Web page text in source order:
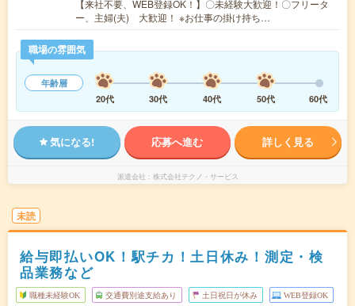
【来社不要、WEB登録OK！】〇未経験大歓迎！〇フリータ
ー、主婦(夫) 大歓迎！ ※お仕事の掛け持ち…
職場の雰囲気
年齢層
20代
30代 40代 50代 60代
気になる! 応募へ進む 詳しく見る
派遣会社 株式会社テクノ・サービス
未読
給与即払いOK！駅チカ！土日休み！測定・検
品業務など
職種未経験OK 交通費別途支給あり 土日祝日が休み WEB登録OK